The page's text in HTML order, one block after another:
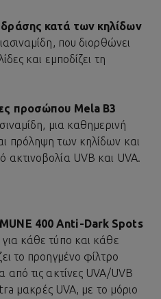
κατά των κηλίδων
που διορθώνει
και εμποδίζει τη
προσώπου Mela B3
μια καθημερινή
πρόληψη των κηλίδων και
ακτινοβολία UVB και UVA.
400 Anti-Dark Spots
κάθε τύπο και κάθε
το προηγμένο φίλτρο
τις ακτίνες UVA/UVB
μακρές UVA, με το μόριο